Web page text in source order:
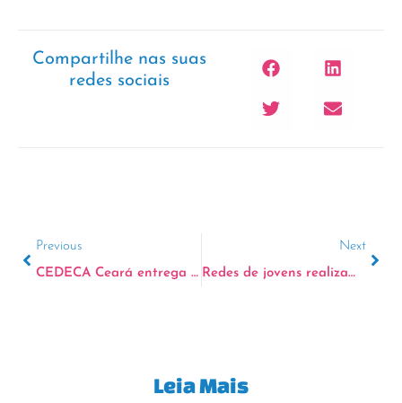
Compartilhe nas suas
redes sociais
Previous
CEDECA Ceará entrega a relator 351 emendas propostas ao Plano Nacional de Educação
Next
Redes de jovens realizam intercâmbio no CEDECA Ceará
Leia Mais